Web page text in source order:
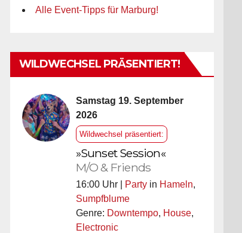
Alle Event-Tipps für Marburg!
WILDWECHSEL PRÄSENTIERT!
Samstag 19. September
2026
Wildwechsel präsentiert:
»Sunset Session«
M/O & Friends
16:00 Uhr | Partyin Hameln,
Sumpfblume
Genre: Downtempo, House,
Electronic